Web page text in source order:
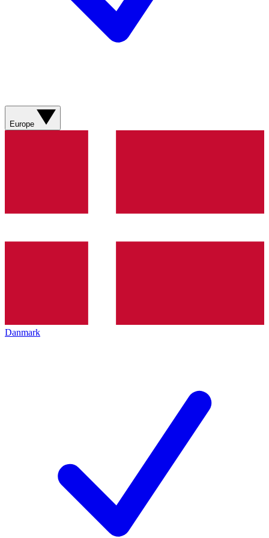
Europe
Danmark